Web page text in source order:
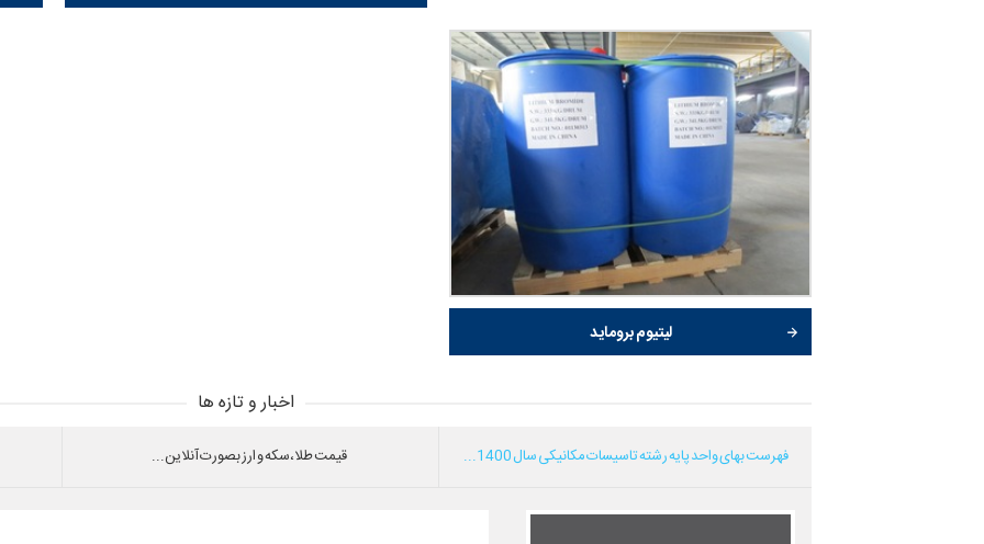
لیتیوم بروماید
اخبار و تازه ها
فهرست بهای واحد پایه رشته تاسیسات مکانیکی سال 1400... قیمت طلا،سکه و ارز بصورت آنلاین...